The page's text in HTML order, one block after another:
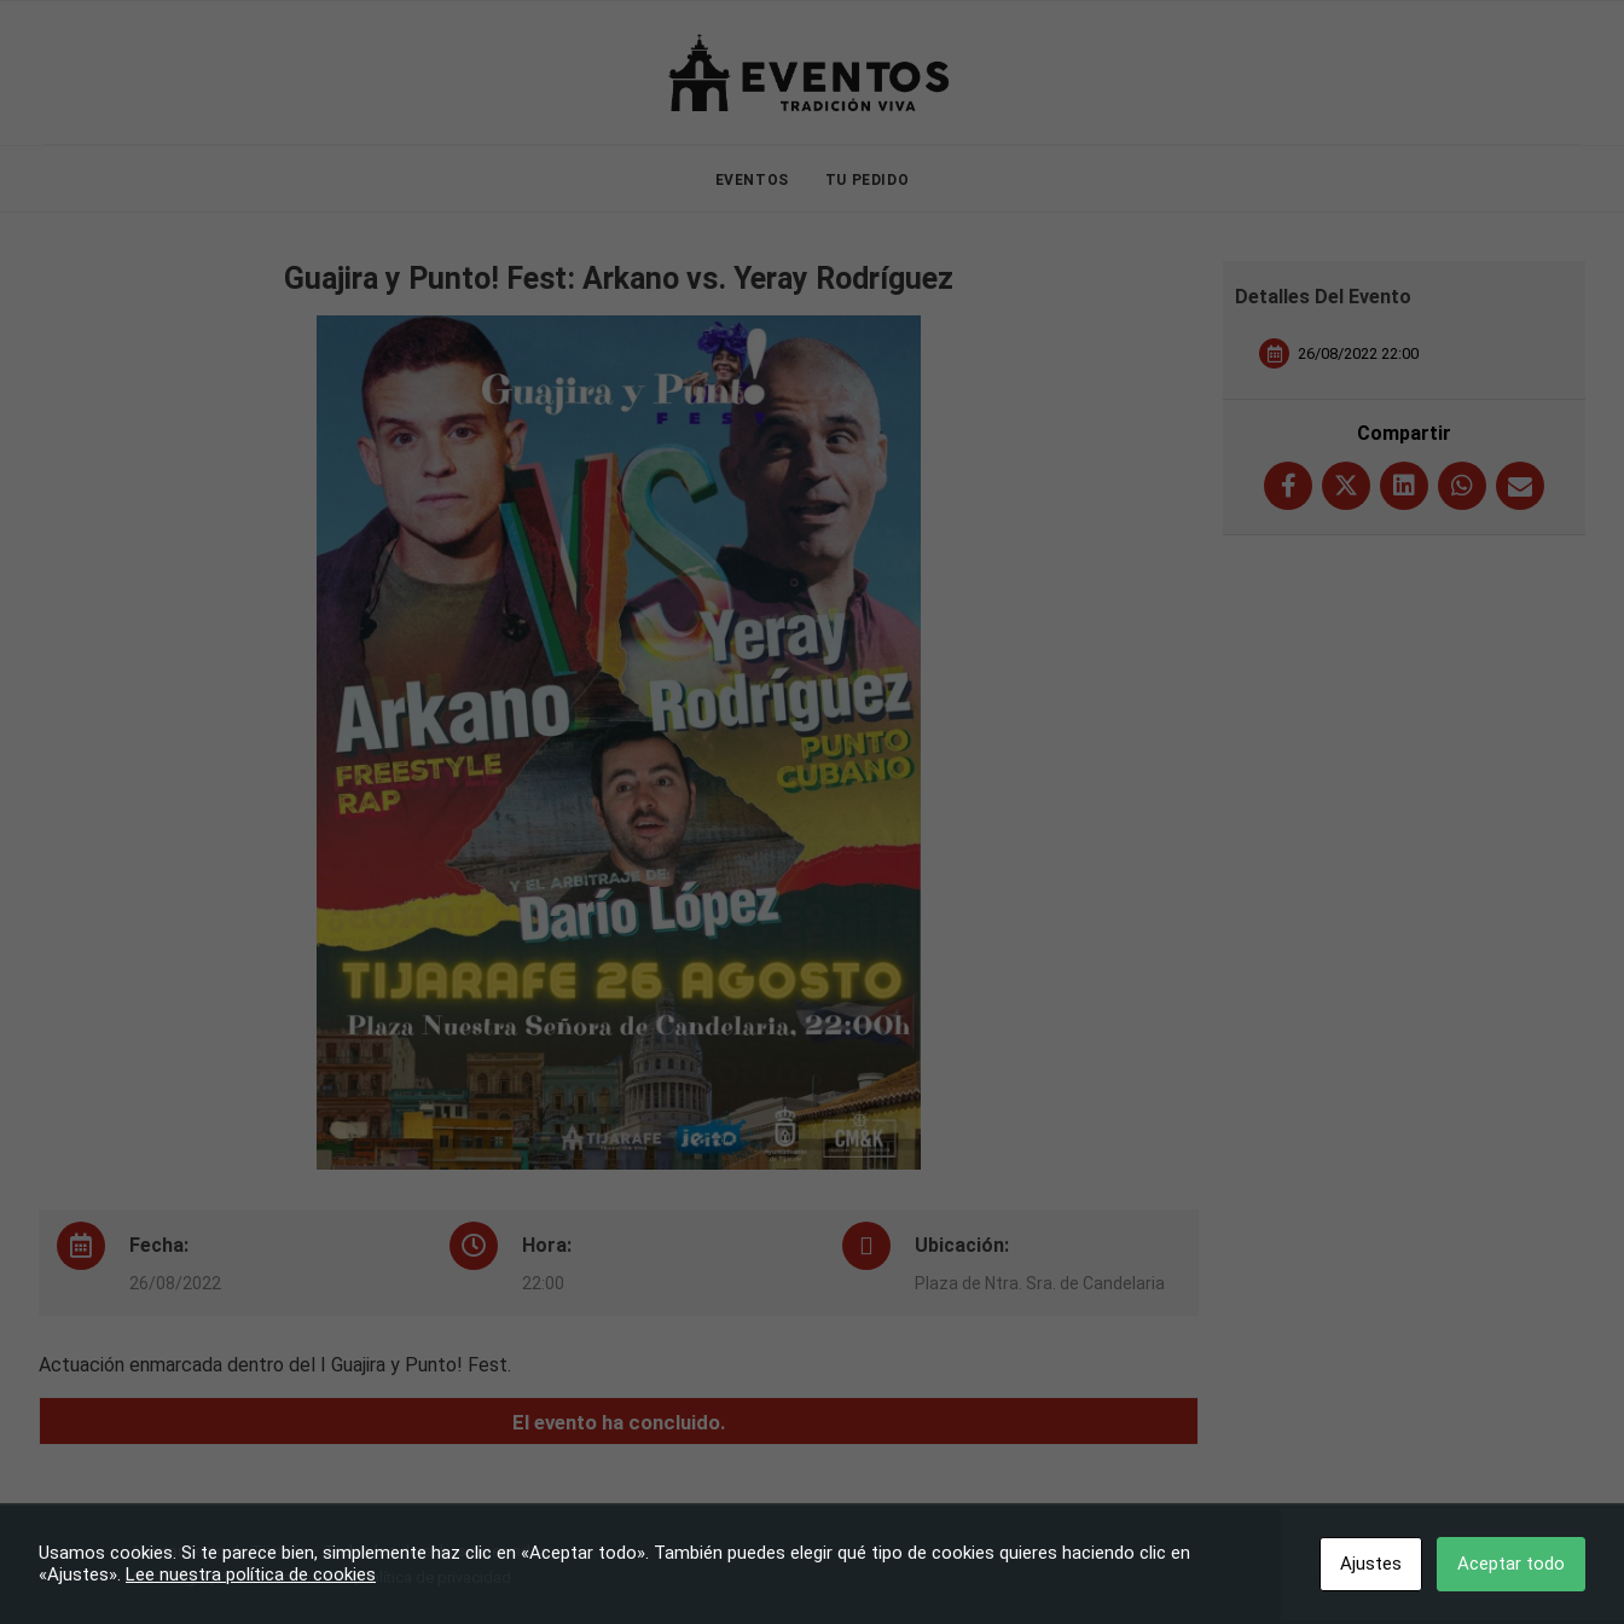
EVENTOS TU PEDIDO
Guajira y Punto! Fest: Arkano vs. Yeray Rodríguez
Fecha:
26/08/2022
Hora:
22:00
Ubicación:
Plaza de Ntra. Sra. de Candelaria
Actuación enmarcada dentro del I Guajira y Punto! Fest.
El evento ha concluido.
Detalles Del Evento
26/08/2022 22:00
Compartir
Ayuntamiento de Tijarafe– Todos los derechos reservados.
Aviso legal|Política de cookies|Política de privacidad
Usamos cookies. Si te parece bien, simplemente haz clic en «Aceptar todo». También puedes elegir qué tipo de cookies quieres haciendo clic en
«Ajustes». Lee nuestra política de cookies
Ajustes Aceptar todo
necesarias
para que